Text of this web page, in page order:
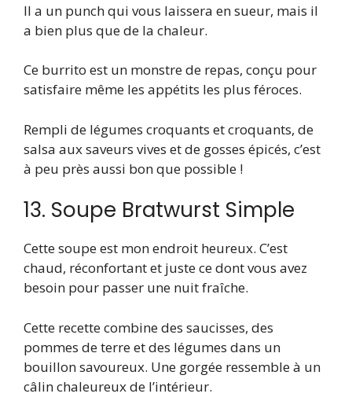
Il a un punch qui vous laissera en sueur, mais il
a bien plus que de la chaleur.
Ce burrito est un monstre de repas, conçu pour
satisfaire même les appétits les plus féroces.
Rempli de légumes croquants et croquants, de
salsa aux saveurs vives et de gosses épicés, c’est
à peu près aussi bon que possible !
13. Soupe Bratwurst Simple
Cette soupe est mon endroit heureux. C’est
chaud, réconfortant et juste ce dont vous avez
besoin pour passer une nuit fraîche.
Cette recette combine des saucisses, des
pommes de terre et des légumes dans un
bouillon savoureux. Une gorgée ressemble à un
câlin chaleureux de l’intérieur.